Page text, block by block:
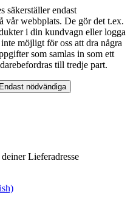
säkerställer endast
vår webbplats. De gör det t.ex.
i din kundvagn eller logga
möjligt för oss att dra några
som samlas in som ett
till tredje part.
Endast nödvändiga
Lieferadresse